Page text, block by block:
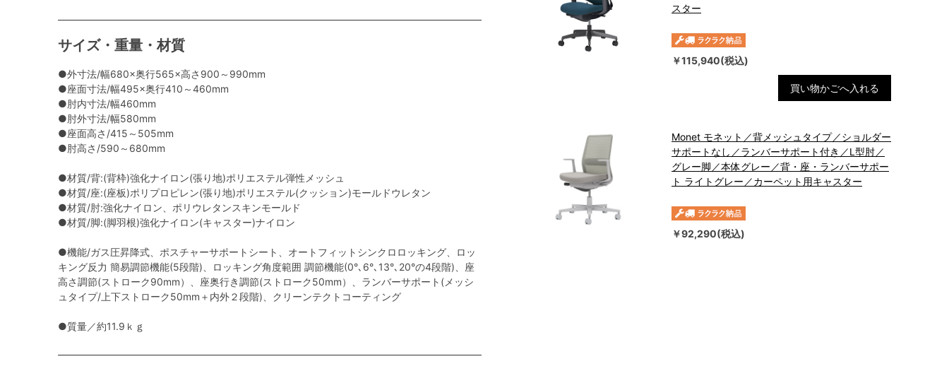
サイズ・重量・材質
●外寸法/幅680×奥行565×高さ900～990mm
●座面寸法/幅495×奥行410～460mm
●肘内寸法/幅460mm
●肘外寸法/幅580mm
●座面高さ/415～505mm
●肘高さ/590～680mm
●材質/背:(背枠)強化ナイロン(張り地)ポリエステル弾性メッシュ
●材質/座:(座板)ポリプロピレン(張り地)ポリエステル(クッション)モールドウレタン
●材質/肘:強化ナイロン、ポリウレタンスキンモールド
●材質/脚:(脚羽根)強化ナイロン(キャスター)ナイロン
●機能/ガス圧昇降式、ポスチャーサポートシート、オートフィットシンクロロッキング、ロッ
キング反力 簡易調節機能(5段階)、ロッキング角度範囲 調節機能(0°､6°､13°､20°の4段階)、座
高さ調節(ストローク90mm）、座奥行き調節(ストローク50mm）、ランバーサポート(メッシ
ュタイプ/上下ストローク50mm＋内外２段階)、クリーンテクトコーティング
●質量／約11.9ｋｇ
スター
￥115,940(税込)
買い物かごへ入れる
Monet モネット／背メッシュタイプ／ショルダー
サポートなし／ランバーサポート付き／L型肘／
グレー脚／本体グレー／背・座・ランバーサポー
ト ライトグレー／カーペット用キャスター
￥92,290(税込)